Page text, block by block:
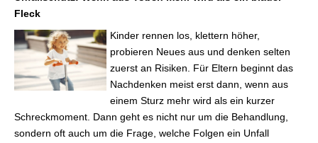
Fleck
Kinder rennen los, klettern höher,
probieren Neues aus und denken selten
zuerst an Risiken. Für Eltern beginnt das
Nachdenken meist erst dann, wenn aus
einem Sturz mehr wird als ein kurzer
Schreckmoment. Dann geht es nicht nur um die Behandlung,
sondern oft auch um die Frage, welche Folgen ein Unfall